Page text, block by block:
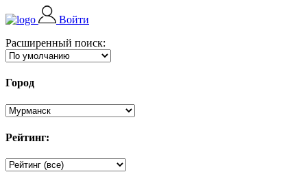
Войти
Расширенный поиск:
Город
Рейтинг: